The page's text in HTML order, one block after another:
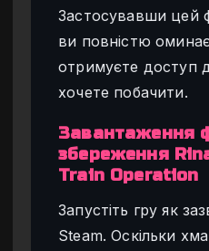
Застосувавши цей
ви повністю
отримуєте доступ
хочете побачити.
Завантаження
збереження
Train Operation
Запустіть гру як
Steam. Оскільки